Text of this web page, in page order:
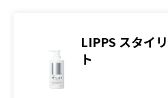
LIPPS スタイ
ト